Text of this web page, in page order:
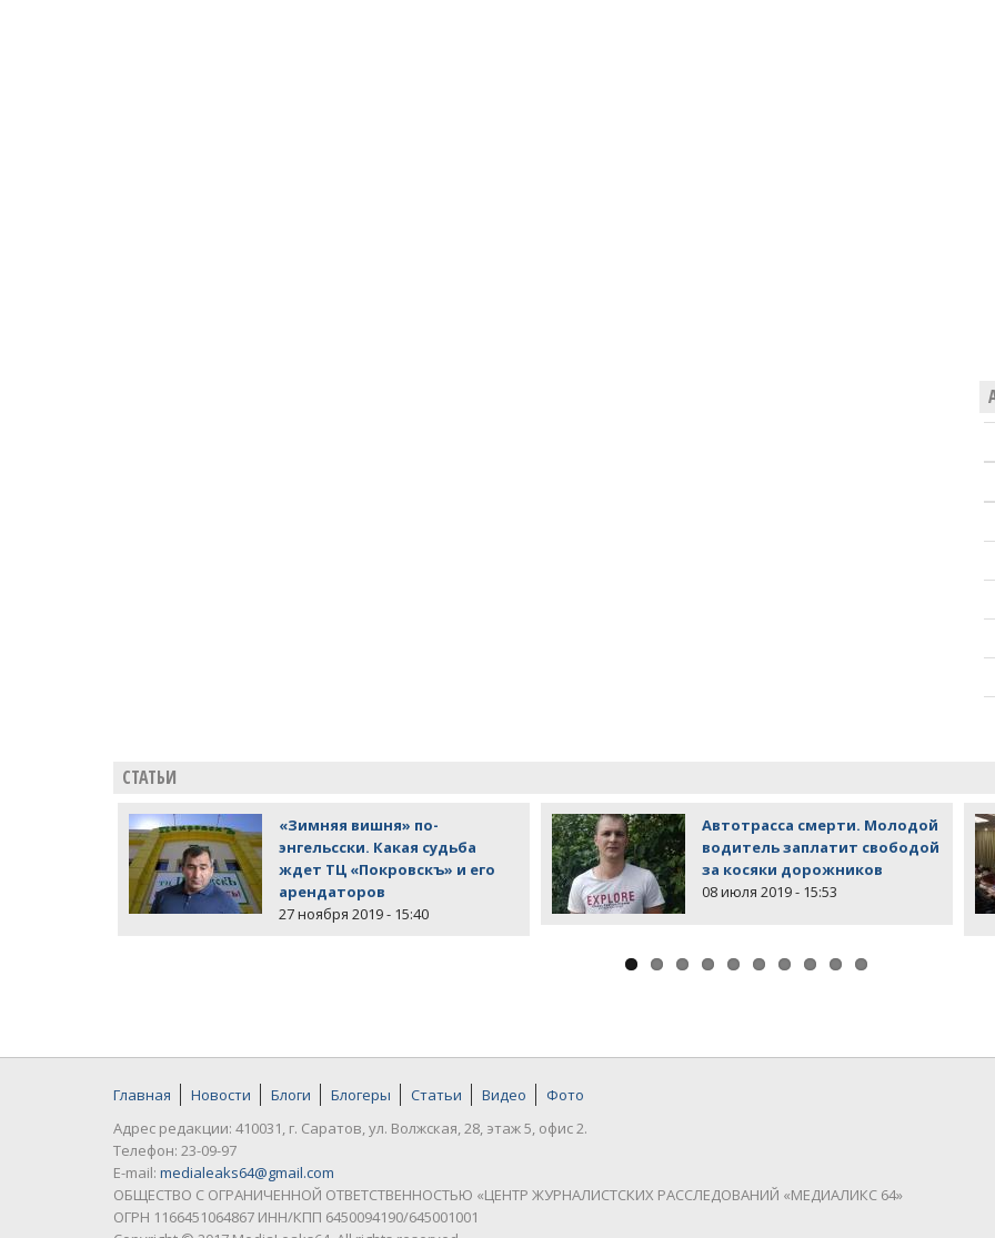
СТАТЬИ
«Зимняя вишня» по-
энгельсски. Какая судьба
ждет ТЦ «Покровскъ» и его
арендаторов
27 ноября 2019 - 15:40
Автотрасса смерти. Молодой
водитель заплатит свободой
за косяки дорожников
08 июля 2019 - 15:53
Главная Новости Блоги Блогеры Статьи Видео
Фото
Адрес редакции: 410031, г. Саратов, ул. Волжская, 28, этаж 5, офис 2.
Телефон: 23-09-97
E-mail: medialeaks64@gmail.com
ОБЩЕСТВО С ОГРАНИЧЕННОЙ ОТВЕТСТВЕННОСТЬЮ «ЦЕНТР ЖУРНАЛИСТСКИХ РАССЛЕДОВАНИЙ «МЕДИАЛИКС 64»
ОГРН 1166451064867 ИНН/КПП 6450094190/645001001